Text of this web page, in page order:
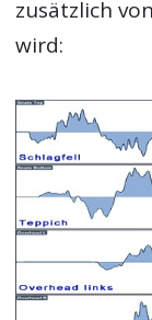
zusätzlich
wird: